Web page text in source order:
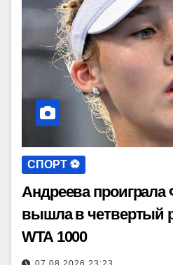
СПОРТ ⚽️
Андреева проиграла
вышла в четвертый
WTA 1000